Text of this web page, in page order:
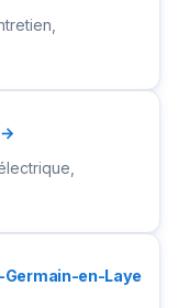
→
Germain-en-Laye